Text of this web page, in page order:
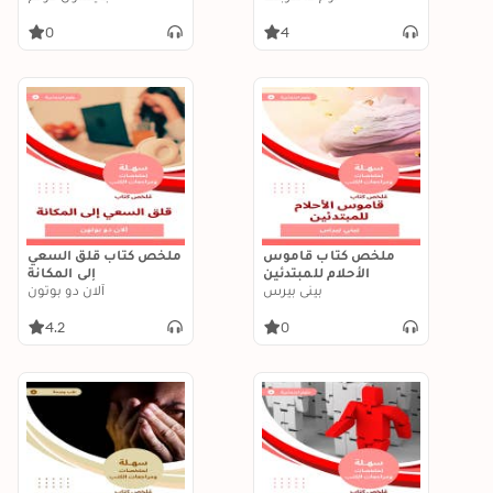
0 4
ملخص كتاب قلق السعي
إلى المكانة
آلان دو بوتون
4.2
ملخص كتاب قاموس
الأحلام للمبتدئين
بيني بيرس
0